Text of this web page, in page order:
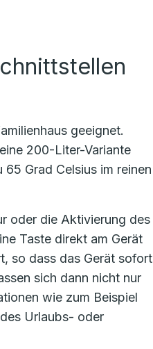
geeignet.
200-Liter-Variante
Grad Celsius im reinen
oder die Aktivierung des
Taste direkt am Gerät
so dass das Gerät sofort
sich dann nicht nur
wie zum Beispiel
Urlaubs- oder